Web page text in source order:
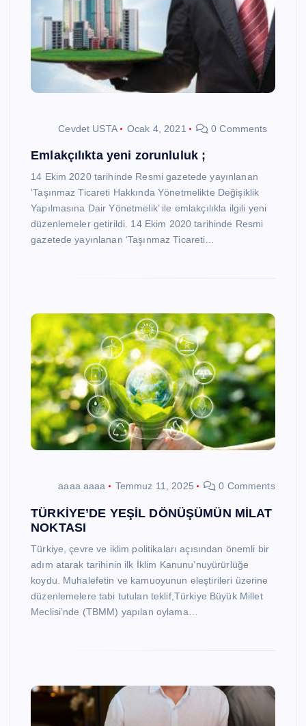
Cevdet USTA Ocak 4, 2021 0 Comments
Emlakçılıkta yeni zorunluluk ;
14 Ekim 2020 tarihinde Resmi gazetede yayınlanan
‘Taşınmaz Ticareti Hakkında Yönetmelikte Değişiklik
Yapılmasına Dair Yönetmelik’ ile emlakçılıkla ilgili yeni
düzenlemeler getirildi. 14 Ekim 2020 tarihinde Resmi
gazetede yayınlanan ‘Taşınmaz Ticareti…
aaaa aaaa Temmuz 11, 2025 0 Comments
TÜRKİYE’DE YEŞİL DÖNÜŞÜMÜN MİLAT
NOKTASI
Türkiye, çevre ve iklim politikaları açısından önemli bir
adım atarak tarihinin ilk İklim Kanunu’nuyürürlüğe
koydu. Muhalefetin ve kamuoyunun eleştirileri üzerine
düzenlemelere tabi tutulan teklif,Türkiye Büyük Millet
Meclisi’nde (TBMM) yapılan oylama…